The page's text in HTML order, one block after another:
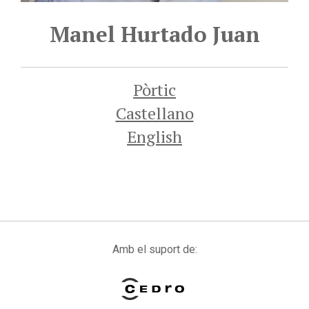
Manel Hurtado Juan
Pòrtic
Castellano
English
Amb el suport de: